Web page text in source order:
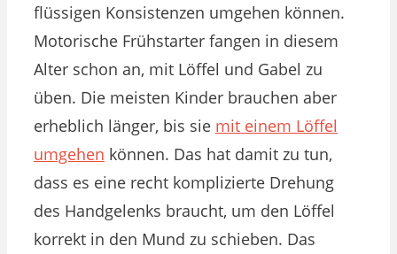
flüssigen Konsistenzen umgehen können.
Motorische Frühstarter fangen in diesem
Alter schon an, mit Löffel und Gabel zu
üben. Die meisten Kinder brauchen aber
erheblich länger, bis sie mit einem Löffel
umgehen können. Das hat damit zu tun,
dass es eine recht komplizierte Drehung
des Handgelenks braucht, um den Löffel
korrekt in den Mund zu schieben. Das